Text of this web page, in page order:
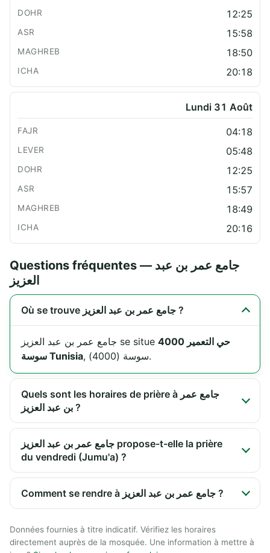
12:25
15:58
18:50
20:18
Lundi 31 Août
04:18
05:48
12:25
15:57
18:49
20:16
Questions fréquentes — جامع عمر بن عبد
العزيز
Où se trouve جامع عمر بن عبد العزيز ?
جامع عمر بن عبد العزيز se situe حي التعمير 4000
سوسة Tunisia
, سوسة (4000).
Quels sont les horaires de prière à جامع عمر
بن عبد العزيز ?
جامع عمر بن عبد العزيز propose-t-elle la prière
du vendredi (Jumu'a) ?
Comment se rendre à جامع عمر بن عبد العزيز ?
Données fournies à titre indicatif. Vérifiez les horaires
directement auprès de la mosquée. Une information à mettre à